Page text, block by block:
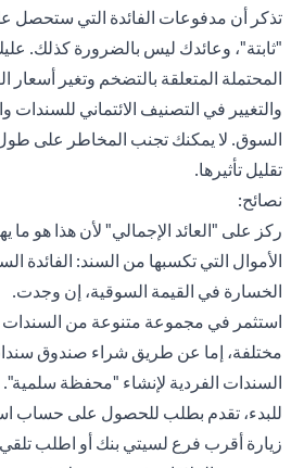
تذكر أن مدفوعات الفائدة التي ستحصل
"ثابتة"، وعائدك ليس بالضرورة كذلك.
المحتملة المتعلقة بالتضخم وتغير أسعار
والتغيير في التصنيف الائتماني للسندات
السوق. لا يمكنك تجنب المخاطر على
تقليل تأثيرها.
نصائح:
ركز على "العائد الإجمالي" لأن هذا هو ما
الأموال التي تكسبها من السند: الفائدة
الخسارة في القيمة السوقية، إن وجدت.
استثمر في مجموعة متنوعة من السندات
مختلفة، إما عن طريق شراء صندوق
السندات الفردية لإنشاء "محفظة سلمية".
للبدء، تقدم بطلب للحصول على حساب
زيارة أقرب فرع لسيتي بنك أو اطلب